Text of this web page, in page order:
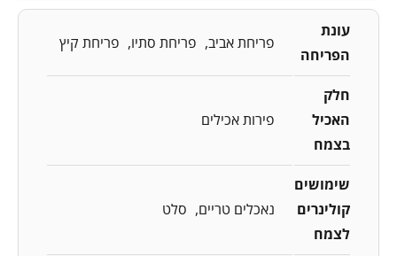
עונת
הפריחה
פריחת אביב פריחת סתיו פריחת קיץ
חלק
האכיל
בצמח
פירות אכילים
שימושים
קולינרים
לצמח
נאכלים טריים סלט